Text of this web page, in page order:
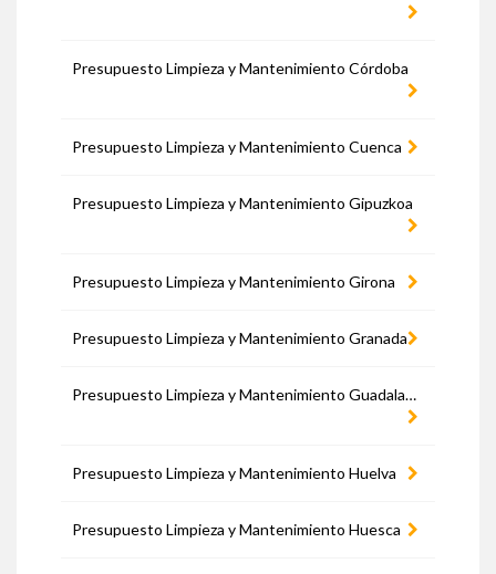
Presupuesto Limpieza y Mantenimiento Córdoba
Presupuesto Limpieza y Mantenimiento Cuenca
Presupuesto Limpieza y Mantenimiento Gipuzkoa
Presupuesto Limpieza y Mantenimiento Girona
Presupuesto Limpieza y Mantenimiento Granada
Presupuesto Limpieza y Mantenimiento Guadalajara
Presupuesto Limpieza y Mantenimiento Huelva
Presupuesto Limpieza y Mantenimiento Huesca